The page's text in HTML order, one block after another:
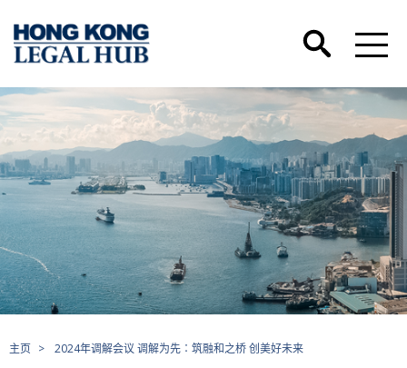
主页 > 2024年调解会议 调解为先∶筑融和之桥 创美好未来